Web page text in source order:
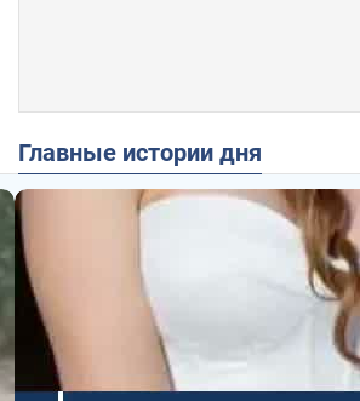
Главные истории дня